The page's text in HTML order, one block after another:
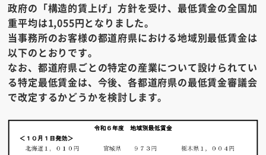
政府の「構造的賃上げ」方針を受け、最低賃金の全国加
重平均は1,055円となりました。
当事務所のお客様の都道府県における地域別最低賃金は
以下のとおりです。
なお、都道府県ごとの特定の産業について設けられてい
る特定最低賃金は、今後、各都道府県の最低賃金審議会
で改定するかどうかを検討します。